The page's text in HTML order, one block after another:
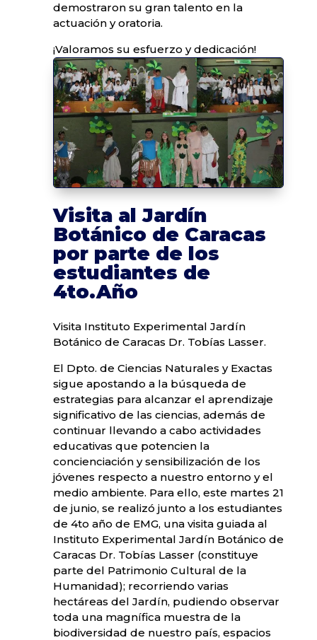
demostraron su gran talento en la
actuación y oratoria.
¡Valoramos su esfuerzo y dedicación!
Visita al Jardín
Botánico de Caracas
por parte de los
estudiantes de
4to.Año
Visita Instituto Experimental Jardín
Botánico de Caracas Dr. Tobías Lasser.
El Dpto. de Ciencias Naturales y Exactas
sigue apostando a la búsqueda de
estrategias para alcanzar el aprendizaje
significativo de las ciencias, además de
continuar llevando a cabo actividades
educativas que potencien la
concienciación y sensibilización de los
jóvenes respecto a nuestro entorno y el
medio ambiente. Para ello, este martes 21
de junio, se realizó junto a los estudiantes
de 4to año de EMG, una visita guiada al
Instituto Experimental Jardín Botánico de
Caracas Dr. Tobías Lasser (constituye
parte del Patrimonio Cultural de la
Humanidad); recorriendo varias
hectáreas del Jardín, pudiendo observar
toda una magnífica muestra de la
biodiversidad de nuestro país, espacios